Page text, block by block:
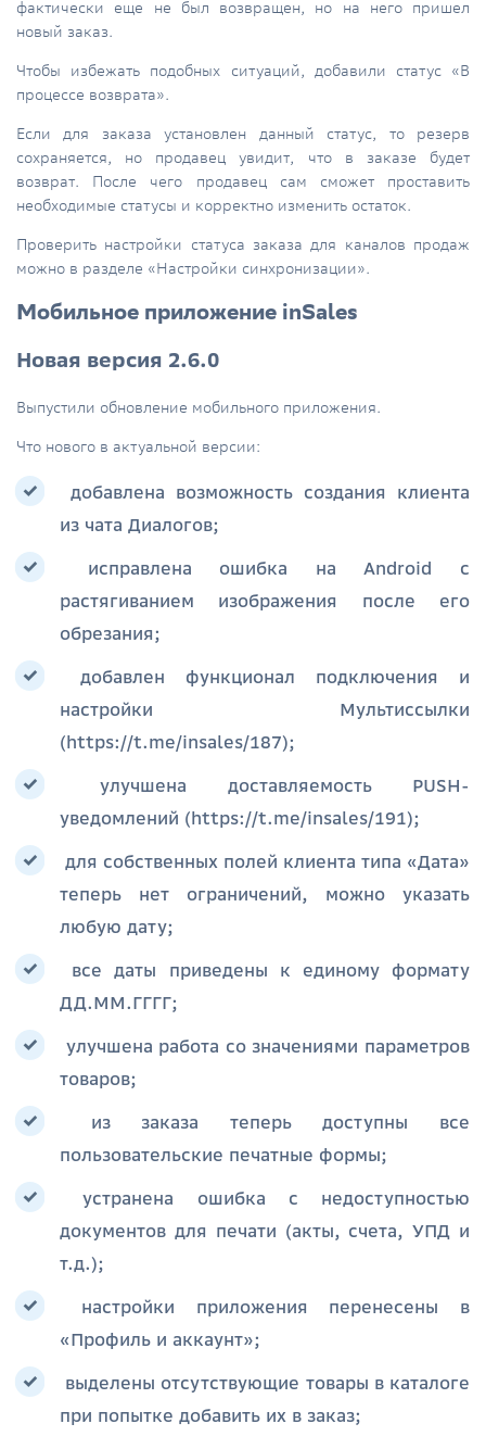
фактически еще не был возвращен, но на него пришел
новый заказ.
Чтобы избежать подобных ситуаций, добавили статус «В
процессе возврата».
Если для заказа установлен данный статус, то резерв
сохраняется, но продавец увидит, что в заказе будет
возврат. После чего продавец сам сможет проставить
необходимые статусы и корректно изменить остаток.
Проверить настройки статуса заказа для каналов продаж
можно в разделе «Настройки синхронизации».
Мобильное приложение inSales
Новая версия 2.6.0
Выпустили обновление мобильного приложения.
Что нового в актуальной версии:
добавлена возможность создания клиента
из чата Диалогов;
исправлена ошибка на Android с
растягиванием изображения после его
обрезания;
добавлен функционал подключения и
настройки Мультиссылки
(https://t.me/insales/187);
улучшена доставляемость PUSH-
уведомлений (https://t.me/insales/191);
для собственных полей клиента типа «Дата»
теперь нет ограничений, можно указать
любую дату;
все даты приведены к единому формату
ДД.ММ.ГГГГ;
улучшена работа со значениями параметров
товаров;
из заказа теперь доступны все
пользовательские печатные формы;
устранена ошибка с недоступностью
документов для печати (акты, счета, УПД и
т.д.);
настройки приложения перенесены в
«Профиль и аккаунт»;
выделены отсутствующие товары в каталоге
при попытке добавить их в заказ;